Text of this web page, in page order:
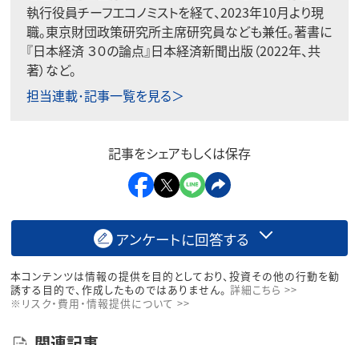
執行役員チーフエコノミストを経て、2023年10月より現
職。東京財団政策研究所主席研究員なども兼任。著書に
『日本経済 ３０の論点』日本経済新聞出版（2022年、共
著）など。
担当連載･記事一覧を見る＞
記事をシェアもしくは保存
アンケートに回答する
本コンテンツは情報の提供を目的としており、投資その他の行動を勧
誘する目的で、作成したものではありません。 詳細こちら >>
※リスク・費用・情報提供について >>